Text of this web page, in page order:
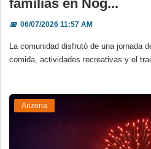
familias en Nog...
📅06/07/2026 11:57 AM
La comunidad disfrutó de una jornada
comida, actividades recreativas y el
Arizona